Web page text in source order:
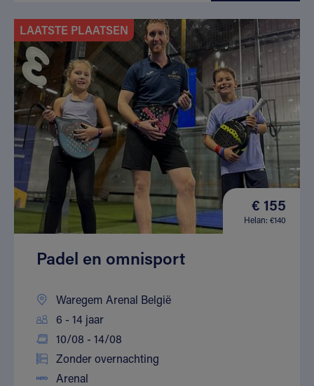
LAATSTE PLAATSEN
€ 155
Helan: €140
Padel en omnisport
Waregem Arenal België
6 - 14 jaar
10/08 - 14/08
Zonder overnachting
Arenal